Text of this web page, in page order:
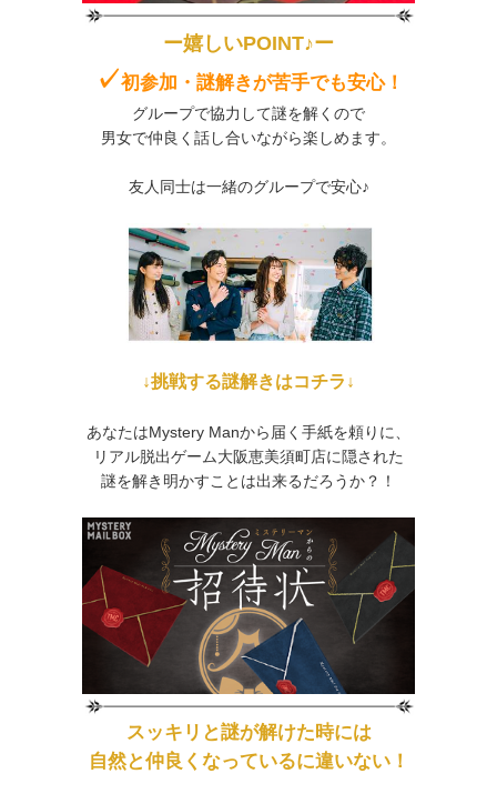
ー嬉しいPOINT♪ー
✓初参加・謎解きが苦手でも安心！
グループで協力して謎を解くので
男女で仲良く話し合いながら楽しめます。
友人同士は一緒のグループで安心♪
↓挑戦する謎解きはコチラ↓
あなたはMystery Manから届く手紙を頼りに、
リアル脱出ゲーム大阪恵美須町店に隠された
謎を解き明かすことは出来るだろうか？！
スッキリと謎が解けた時には
自然と仲良くなっているに違いない！